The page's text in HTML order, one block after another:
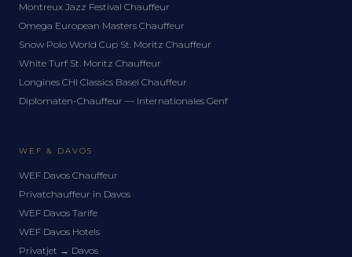
Montreux Jazz Festival Chauffeur
Omega European Masters Chauffeur
Snow Polo World Cup St. Moritz Chauffeur
White Turf St. Moritz Chauffeur
Longines CHI Classics Basel Chauffeur
Diplomaten-Chauffeur — Internationales Genf
WEF & DAVOS
WEF Davos Chauffeur
Privatchauffeur in Davos
WEF Davos Tarife
WEF Davos Hotels
Privatjet → Davos